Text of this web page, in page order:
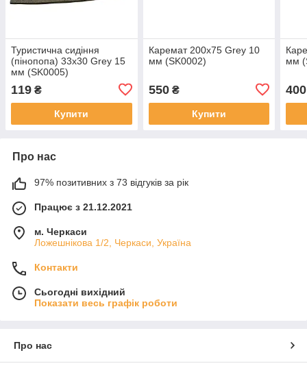
Туристична сидіння
(пінопопа) 33х30 Grey 15
мм (SK0005)
119 ₴
Купити
Каремат 200х75 Grey 10
мм (SK0002)
550₴
Купити
мм
400
Про нас
97% позитивних з 73 відгуків за рік
Працює з 21.12.2021
м. Черкаси
Ложешнікова 1/2, Черкаси, Україна
Контакти
Сьогодні вихідний
Показати весь графік роботи
Про нас